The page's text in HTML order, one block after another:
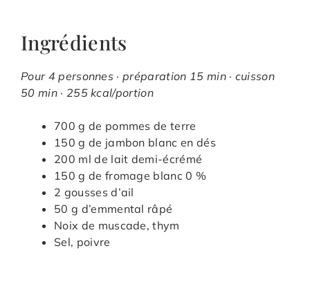
Ingrédients
Pour 4 personnes · préparation 15 min · cuisson
50 min · 255 kcal/portion
700 g de pommes de terre
150 g de jambon blanc en dés
200 ml de lait demi-écrémé
150 g de fromage blanc 0 %
2 gousses d’ail
50 g d’emmental râpé
Noix de muscade, thym
Sel, poivre